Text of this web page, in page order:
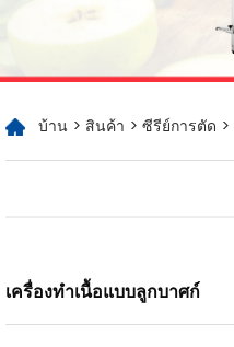
บ้าน > สินค้า > ซีรีย์การตัด
เครื่องทำเนื้อแบบลูกบาศก์